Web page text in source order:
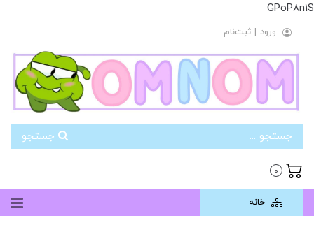
GPoP8n1S
ورود | ثبت‌نام
0
خانه